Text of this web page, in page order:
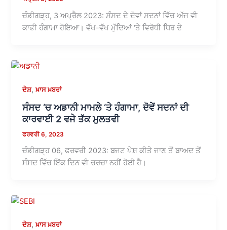
ਚੰਡੀਗੜ੍ਹ, 3 ਅਪ੍ਰੈਲ 2023: ਸੰਸਦ ਦੇ ਦੋਵਾਂ ਸਦਨਾਂ ਵਿੱਚ ਅੱਜ ਵੀ
ਕਾਫੀ ਹੰਗਾਮਾ ਹੋਇਆ। ਵੱਖ-ਵੱਖ ਮੁੱਦਿਆਂ ‘ਤੇ ਵਿਰੋਧੀ ਧਿਰ ਦੇ
ਦੇਸ਼,ਖ਼ਾਸ ਖ਼ਬਰਾਂ
ਸੰਸਦ ‘ਚ ਅਡਾਨੀ ਮਾਮਲੇ ‘ਤੇ ਹੰਗਾਮਾ, ਦੋਵੇਂ ਸਦਨਾਂ ਦੀ
ਕਾਰਵਾਈ 2 ਵਜੇ ਤੱਕ ਮੁਲਤਵੀ
ਫਰਵਰੀ 6, 2023
ਚੰਡੀਗੜ੍ਹ 06, ਫਰਵਰੀ 2023: ਬਜਟ ਪੇਸ਼ ਕੀਤੇ ਜਾਣ ਤੋਂ ਬਾਅਦ ਤੋਂ
ਸੰਸਦ ਵਿੱਚ ਇੱਕ ਦਿਨ ਵੀ ਚਰਚਾ ਨਹੀਂ ਹੋਈ ਹੈ।
ਦੇਸ਼,ਖ਼ਾਸ ਖ਼ਬਰਾਂ